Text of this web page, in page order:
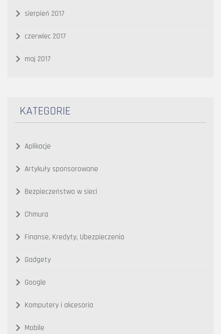
sierpień 2017
czerwiec 2017
maj 2017
KATEGORIE
Aplikacje
Artykuły sponsorowane
Bezpieczeństwo w sieci
Chmura
Finanse, Kredyty, Ubezpieczenia
Gadgety
Google
Komputery i akcesoria
Mobile